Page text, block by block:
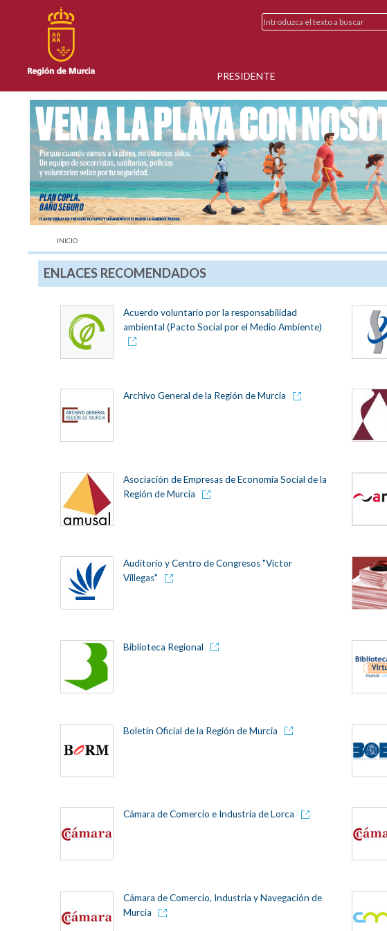
PRESIDENTE
AQUÍ:
INICIO
ENLACES RECOMENDADOS
Acuerdo voluntario por la responsabilidad
ambiental (Pacto Social por el Medio Ambiente)
Archivo General de la Región de Murcia
Asociación de Empresas de Economía Social de la
Región de Murcia
Auditorio y Centro de Congresos "Victor
Villegas"
Biblioteca Regional
Boletín Oficial de la Región de Murcia
Cámara de Comercio e Industria de Lorca
Cámara de Comercio, Industria y Navegación de
Murcia